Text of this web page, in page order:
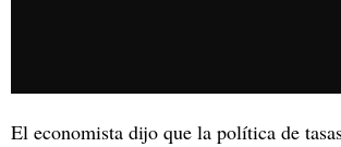
El economista dijo que la política de